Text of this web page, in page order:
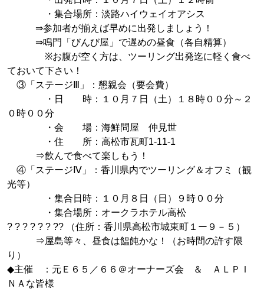
・集合場所：淡路ハイウェイオアシス
⇒参加者が揃えば早めに出発しましょう！
⇒鳴門「びんび屋」で遅めの昼食（各自精算）
※お腹が空く方は、ツーリング出発迄に軽く食べ
ておいて下さい！
③「ステージⅢ」：懇親会（要会費）
・日 時：１０月７日（土）１８時００分～２
０時００分
・会 場：海鮮問屋 仲見世
・住 所：高松市瓦町1-11-1
⇒飲んで食べて楽しもう！
④「ステージⅣ」：香川県内でツーリング＆オフミ（観
光等）
・集合日時：１０月８日（日）９時００分
・集合場所：オークラホテル高松
? ? ? ? ? ? ?? （住所：香川県高松市城東町１ー９－５）
⇒屋島等々、昼食は饂飩かな！（お時間の許す限
り）
◆主催 ：元Ｅ６５／６６＠オーナーズ会 ＆ ＡＬＰＩ
ＮＡな皆様